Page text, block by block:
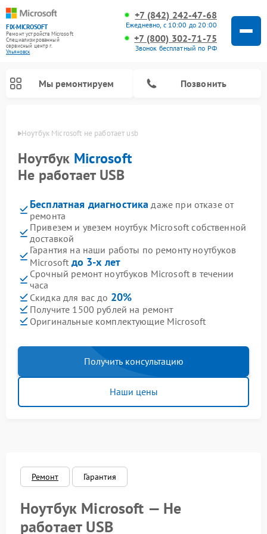
FIX-MICROSOFT
Ремонт устройств Microsoft
Специализированный
cервисный центр г.
Ульяновск
+7 (842) 242-47-68
Ежедневно, с 10:00 до 20:00
+7 (800) 302-71-75
Звонок бесплатный по РФ
Мы ремонтируем Позвонить
Ноутбук Microsoft не работает usb
Ноутбук Microsoft
Не работает USB
Бесплатная диагностика даже при отказе от
ремонта
Привезем и увезем ноутбук Microsoft собственной
доставкой
Гарантия на наши работы по ремонту ноутбуков
Microsoft до 3-х лет
Срочный ремонт ноутбуков Microsoft в течении
часа
Скидка для вас до 20%
Получите 1500 рублей на ремонт
Оригинальные комплектующие Microsoft
Получить консультацию
Наши цены
Ремонт Гарантия
Ноутбук Microsoft — Не
работает USB